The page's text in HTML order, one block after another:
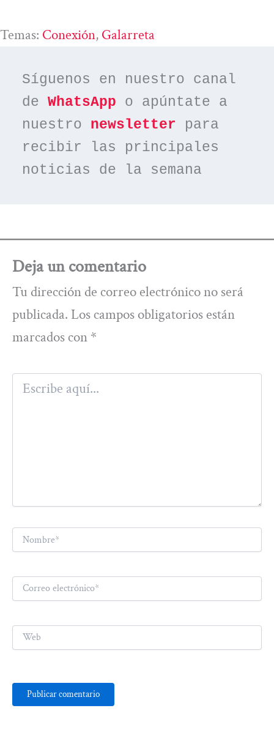
Temas: Conexión, Galarreta
Síguenos en nuestro canal
de WhatsApp o apúntate a
nuestro newsletter para
recibir las principales
noticias de la semana
Deja un comentario
Tu dirección de correo electrónico no será
publicada. Los campos obligatorios están
marcados con *
Escribe
aquí...
Nombre*
Correo
electrónico*
Web